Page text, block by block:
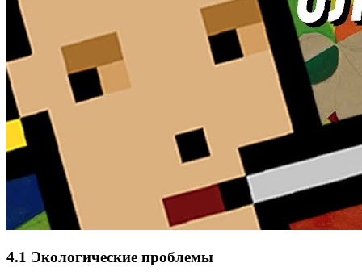
4.1 Экологические проблемы